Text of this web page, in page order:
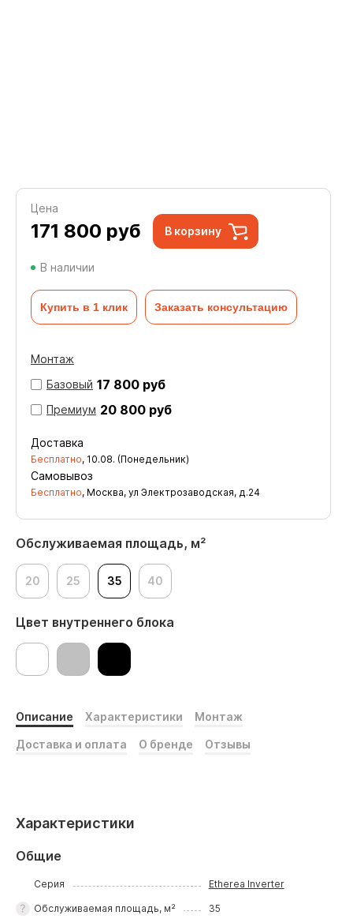
Обслуживаемая площадь, м²
20 25 35 40
Цвет внутреннего блока
Цена
171 800 руб В корзину
В наличии
Купить в 1 клик Заказать консультацию
Монтаж
Базовый 17 800 руб
Премиум 20 800 руб
Доставка
Бесплатно, 10.08. (Понедельник)
Самовывоз
Бесплатно, Москва, ул Электрозаводская, д.24
Описание Характеристики Монтаж
Доставка и оплата О бренде Отзывы
Характеристики
Общие
Серия Etherea Inverter
Обслуживаемая площадь, м² 35